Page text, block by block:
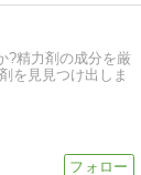
?精力剤の成分を厳
を見見つけ出しま